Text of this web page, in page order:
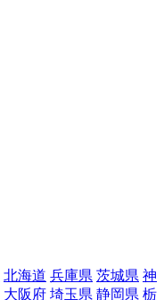
北海道 兵庫県 茨城県 神
大阪府 埼玉県 静岡県 栃